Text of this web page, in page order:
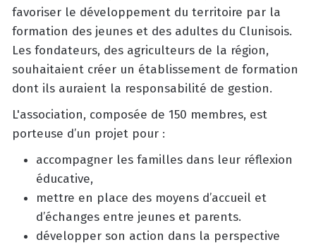
favoriser le développement du territoire par la
formation des jeunes et des adultes du Clunisois.
Les fondateurs, des agriculteurs de la région,
souhaitaient créer un établissement de formation
dont ils auraient la responsabilité de gestion.
L'association, composée de 150 membres, est
porteuse d’un projet pour :
accompagner les familles dans leur réflexion
éducative,
mettre en place des moyens d’accueil et
d’échanges entre jeunes et parents.
développer son action dans la perspective